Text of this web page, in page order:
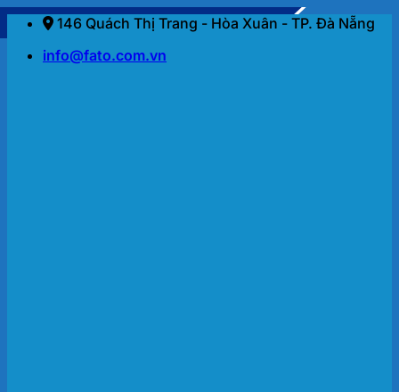
qua
146 Quách Thị Trang - Hòa Xuân - TP. Đà Nẵng
info@fato.com.vn